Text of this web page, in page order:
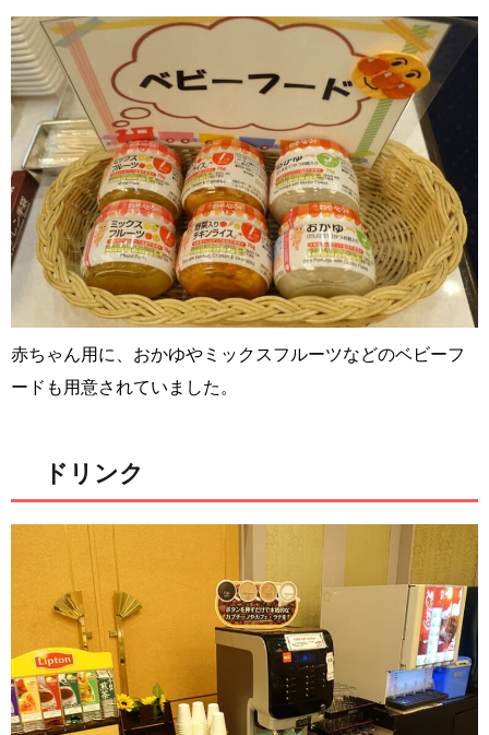
赤ちゃん用に、おかゆやミックスフルーツなどのベビーフ
ードも用意されていました。
ドリンク